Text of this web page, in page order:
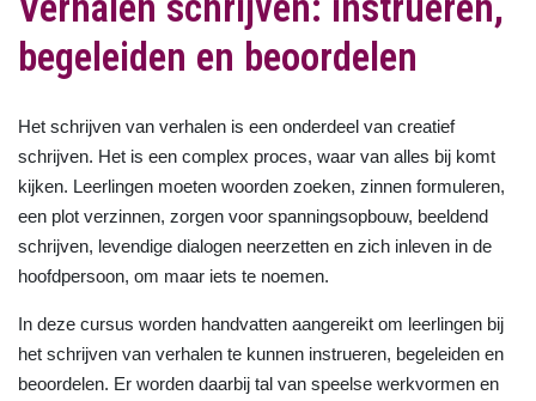
begeleiden en beoordelen
Het schrijven van verhalen is een onderdeel van creatief
schrijven. Het is een complex proces, waar van alles bij komt
kijken. Leerlingen moeten woorden zoeken, zinnen formuleren,
een plot verzinnen, zorgen voor spanningsopbouw, beeldend
schrijven, levendige dialogen neerzetten en zich inleven in de
hoofdpersoon, om maar iets te noemen.
In deze cursus worden handvatten aangereikt om leerlingen bij
het schrijven van verhalen te kunnen instrueren, begeleiden en
beoordelen. Er worden daarbij tal van speelse werkvormen en